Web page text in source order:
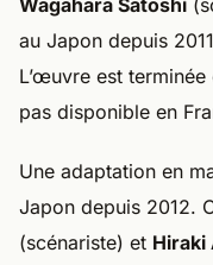
Wagahara Satoshi
au Japon depuis
L’œuvre est terminée
pas disponible en
Une adaptation en
Japon depuis 2012.
(scénariste) et Hiraki